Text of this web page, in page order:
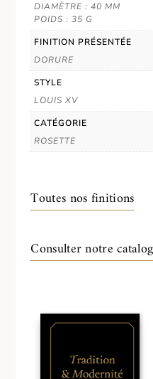
DIAMÈTRE : 40 MM
POIDS : 35 G
FINITION PRÉSENTÉE
DORURE
STYLE
LOUIS XV
CATÉGORIE
ROSETTE
Toutes nos finitions
Consulter notre